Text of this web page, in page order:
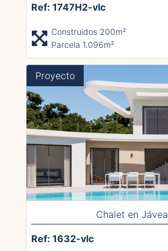
Ref: 1747H2-vlc
Construidos 200m²
Parcela 1.096m²
Proyecto
Chalet en Jávea
Ref: 1632-vlc